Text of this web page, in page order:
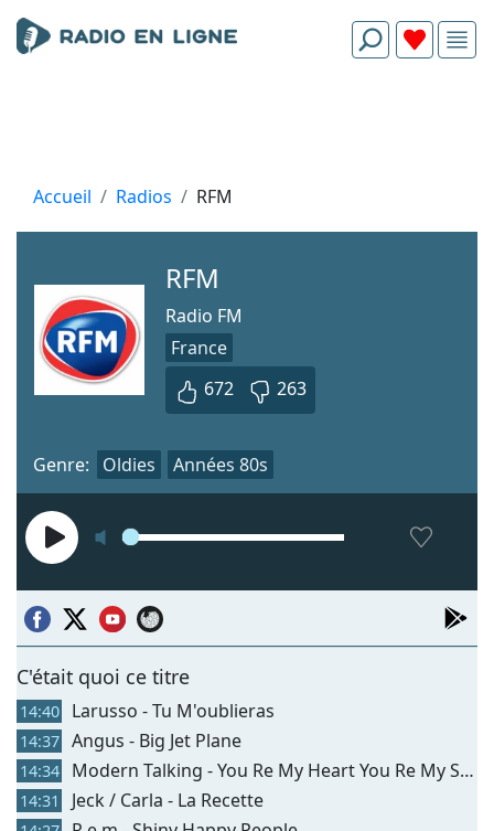
Accueil Radios RFM
RFM
Radio FM
France
672
263
Genre: Oldies Années 80s
C'était quoi ce titre
14:40 Larusso - Tu M'oublieras
14:37 Angus - Big Jet Plane
14:34 Modern Talking - You Re My Heart You Re My Soul
14:31 Jeck / Carla - La Recette